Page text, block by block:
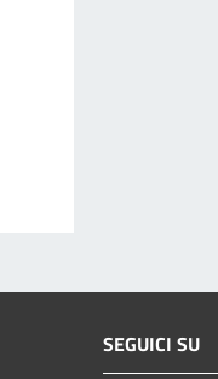
SEGUICI SU